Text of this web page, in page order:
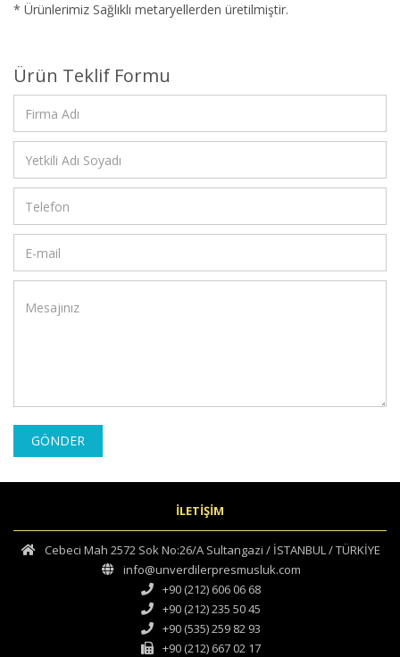
* Ürünlerimiz Sağlıklı metaryellerden üretilmiştir.
Ürün Teklif Formu
GÖNDER
İLETİŞİM
Cebeci Mah 2572 Sok No:26/A Sultangazi / İSTANBUL / TÜRKİYE
info@unverdilerpresmusluk.com
+90 (212) 606 06 68
+90 (212) 235 50 45
+90 (535) 259 82 93
+90 (212) 667 02 17